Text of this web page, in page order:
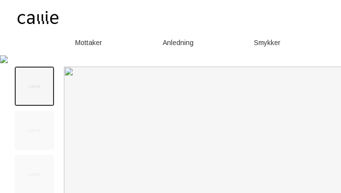
Mottaker Anledning Smykker